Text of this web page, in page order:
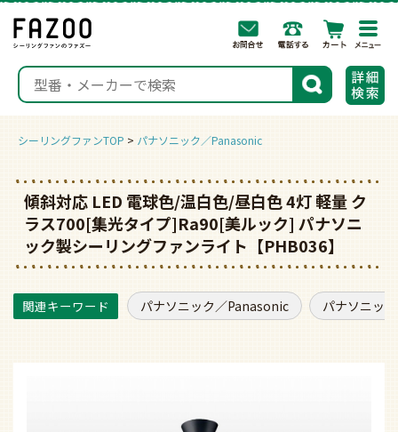
検索
シーリングファンTOP パナソニック／Panasonic
傾斜対応 LED 電球色/温白色/昼白色 4灯 軽量 ク
ラス700[集光タイプ]Ra90[美ルック] パナソニ
ック製シーリングファンライト【PHB036】
パナソニック／Panasonic パナソニッ